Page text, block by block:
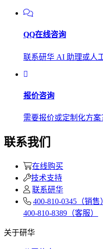
QQ在线咨询
联系研华 AI 助理或人
报价咨询
需要报价或定制化方案
联系我们
在线购买
技术支持
联系研华
400-810-0345（销售
400-810-8389（客服）
关于研华